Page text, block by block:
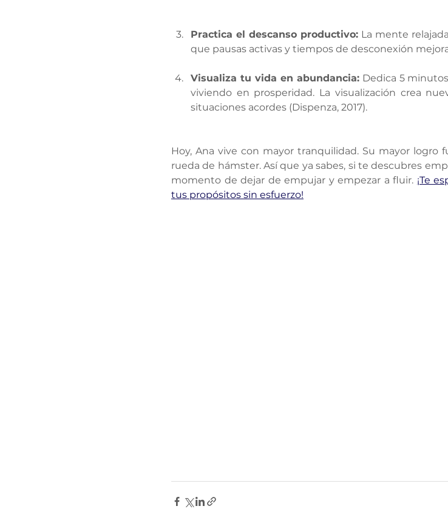
Practica el descanso productivo: La mente
que pausas activas y tiempos de desconexión
Visualiza tu vida en abundancia: Dedica 5
viviendo en prosperidad. La visualización crea
situaciones acordes (Dispenza, 2017).
Hoy, Ana vive con mayor tranquilidad. Su mayor logro
rueda de hámster. Así que ya sabes, si te descubres
momento de dejar de empujar y empezar a fluir. ¡Te
tus propósitos sin esfuerzo!